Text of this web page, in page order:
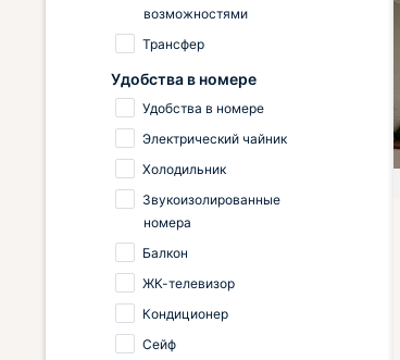
возможностями
Трансфер
Удобства в номере
Удобства в номере
Электрический чайник
Холодильник
Звукоизолированные
номера
Балкон
ЖК-телевизор
Кондиционер
Сейф